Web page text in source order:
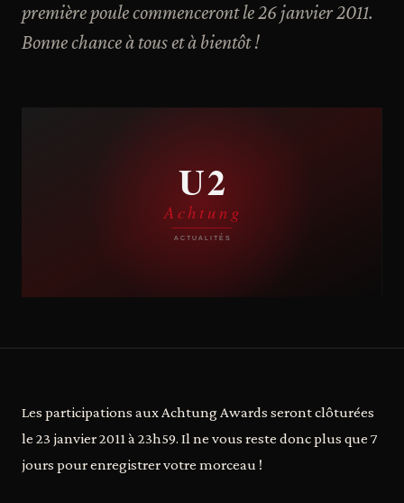
première poule commenceront le 26 janvier 2011.
Bonne chance à tous et à bientôt !
Les participations aux Achtung Awards seront clôturées
le 23 janvier 2011 à 23h59. Il ne vous reste donc plus que 7
jours pour enregistrer votre morceau !